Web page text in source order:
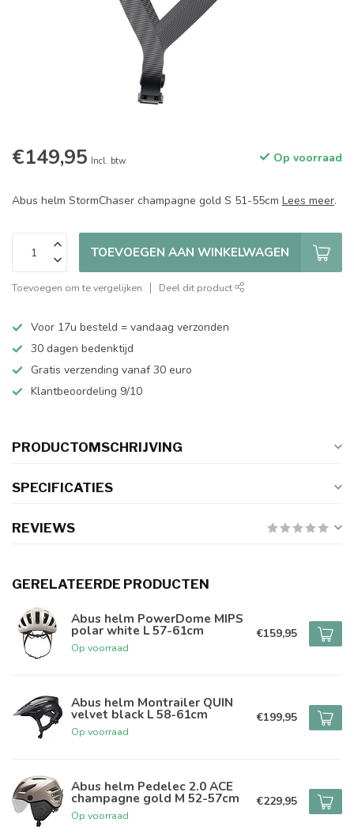
€149,95 Incl. btw Op voorraad
Abus helm StormChaser champagne gold S 51-55cm Lees meer.
TOEVOEGEN AAN WINKELWAGEN
Toevoegen om te vergelijken Deel dit product
Voor 17u besteld = vandaag verzonden
30 dagen bedenktijd
Gratis verzending vanaf 30 euro
Klantbeoordeling 9/10
PRODUCTOMSCHRIJVING
SPECIFICATIES
REVIEWS
GERELATEERDE PRODUCTEN
Abus helm PowerDome MIPS
polar white L 57-61cm
Op voorraad
€159,95
Abus helm Montrailer QUIN
velvet black L 58-61cm
Op voorraad
€199,95
Abus helm Pedelec 2.0 ACE
champagne gold M 52-57cm
Op voorraad
€229,95